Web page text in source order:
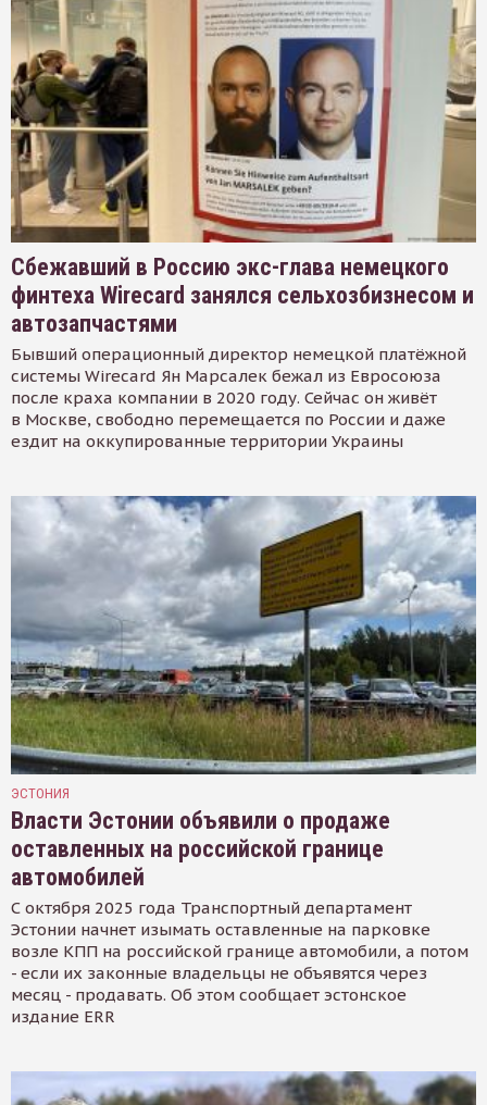
Сбежавший в Россию экс-глава немецкого
финтеха Wirecard занялся сельхозбизнесом и
автозапчастями
Бывший операционный директор немецкой платёжной
системы Wirecard Ян Марсалек бежал из Евросоюза
после краха компании в 2020 году. Сейчас он живёт
в Москве, свободно перемещается по России и даже
ездит на оккупированные территории Украины
ЭСТОНИЯ
Власти Эстонии объявили о продаже
оставленных на российской границе
автомобилей
С октября 2025 года Транспортный департамент
Эстонии начнет изымать оставленные на парковке
возле КПП на российской границе автомобили, а потом
- если их законные владельцы не объявятся через
месяц - продавать. Об этом сообщает эстонское
издание ERR